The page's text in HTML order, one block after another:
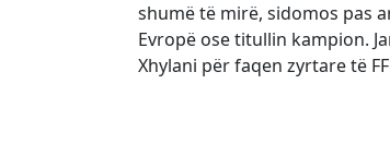
shumë të mirë, sidomos pas
Evropë ose titullin kampion.
Xhylani për faqen zyrtare të